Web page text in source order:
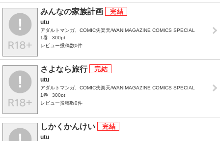
みんなの家族計画
utu
アダルトマンガ、COMIC失楽天/WANIMAGAZINE COMICS SPECIAL
1巻
300pt
レビュー投稿数0件
さよなら旅行
utu
アダルトマンガ、COMIC失楽天/WANIMAGAZINE COMICS SPECIAL
1巻
300pt
レビュー投稿数0件
しかくかんけい
utu